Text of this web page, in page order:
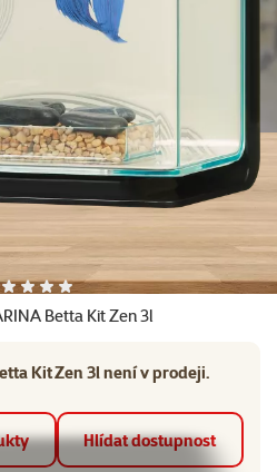
Betta Kit Zen 3l
Hodnocení 0%
Kit Zen 3l není v prodeji.
Hlídat dostupnost
Další fotky